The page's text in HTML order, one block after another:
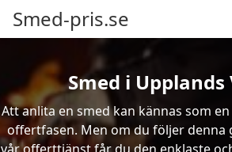
Smed-pris.se
Smed i Upplands
Att anlita en smed kan kännas som
offertfasen. Men om du följer denna